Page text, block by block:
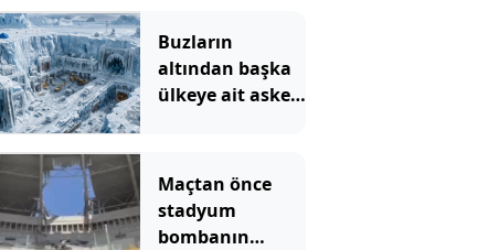
Buzların
altından başka
ülkeye ait askeri
Maçtan önce
stadyum
bombanın